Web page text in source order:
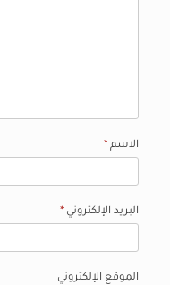
الاسم *
البريد الإلكتروني *
الموقع الإلكتروني